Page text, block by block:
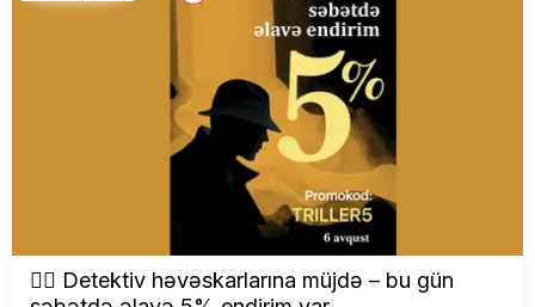
🕵️‍♂️ Detektiv həvəskarlarına müjdə – bu gün